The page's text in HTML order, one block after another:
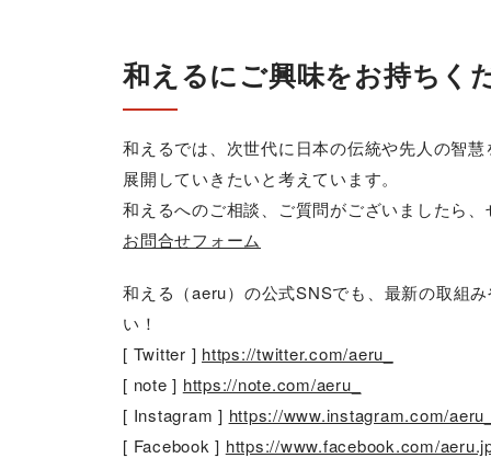
和えるにご興味をお持ちく
和えるでは、次世代に日本の伝統や先人の智
展開していきたいと考えています。
和えるへのご相談、ご質問がございましたら
お問合せフォーム
和える（aeru）の公式SNSでも、最新の取組
い！
[ Twitter ] https://twitter.com/aeru_
[ note ] https://note.com/aeru_
[ Instagram ] https://www.instagram.com/
[ Facebook ] https://www.facebook.com/